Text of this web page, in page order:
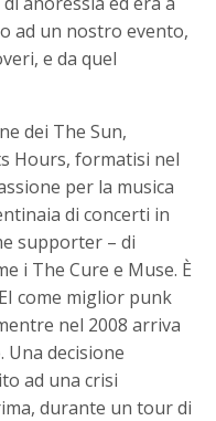
ad un nostro evento,
e da quel
dei The Sun,
Hours, formatisi nel
per la musica
di concerti in
supporter – di
i The Cure e Muse. È
come miglior punk
nel 2008 arriva
Una decisione
ad una crisi
durante un tour di